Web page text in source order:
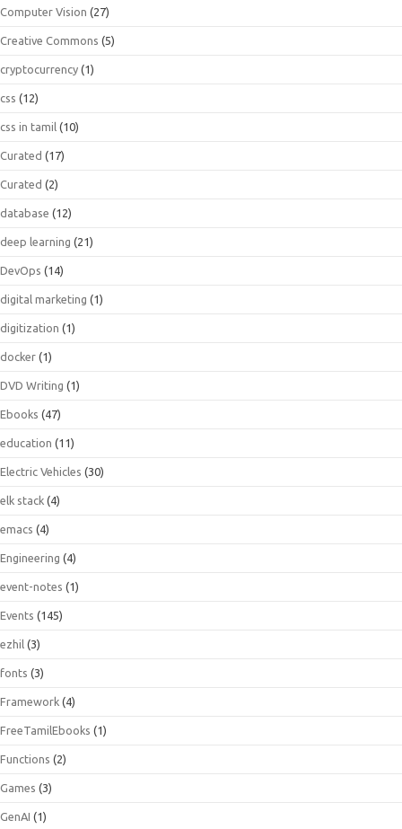
Computer Vision (27)
Creative Commons (5)
cryptocurrency (1)
css (12)
css in tamil (10)
Curated (17)
Curated (2)
database (12)
deep learning (21)
DevOps (14)
digital marketing (1)
digitization (1)
docker (1)
DVD Writing (1)
Ebooks (47)
education (11)
Electric Vehicles (30)
elk stack (4)
emacs (4)
Engineering (4)
event-notes (1)
Events (145)
ezhil (3)
fonts (3)
Framework (4)
FreeTamilEbooks (1)
Functions (2)
Games (3)
GenAI (1)